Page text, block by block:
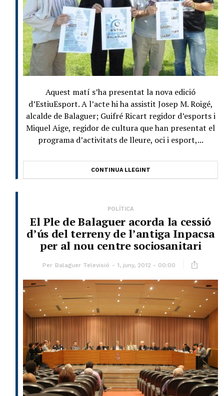
Aquest matí s’ha presentat la nova edició
d’EstiuEsport. A l’acte hi ha assistit Josep M. Roigé,
alcalde de Balaguer; Guifré Ricart regidor d’esports i
Miquel Aige, regidor de cultura que han presentat el
programa d’activitats de lleure, oci i esport,...
CONTINUA LLEGINT
POLÍTICA
El Ple de Balaguer acorda la cessió
d’ús del terreny de l’antiga Inpacsa
per al nou centre sociosanitari
Per Balaguer Televisió 1, juny, 2012 - 00:00